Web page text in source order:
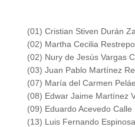
(01) Cristian Stiven Durán
(02) Martha Cecilia
(02) Nury de Jesús Vargas
(03) Juan Pablo Martínez
(07) María del Carmen
(08) Edwar Jaime Martínez
(09) Eduardo Acevedo Calle
(13) Luis Fernando